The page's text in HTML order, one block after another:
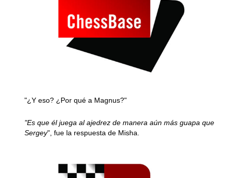
"¿Y eso? ¿Por qué a Magnus?"
"Es que él juega al ajedrez de manera aún más guapa que
Sergey", fue la respuesta de Misha.